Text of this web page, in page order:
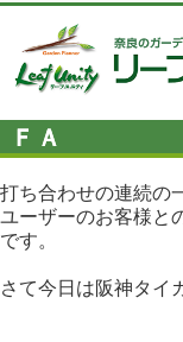
ＦＡ
打ち合わせの連続の
ユーザーのお客様と
です。
さて今日は阪神タイ